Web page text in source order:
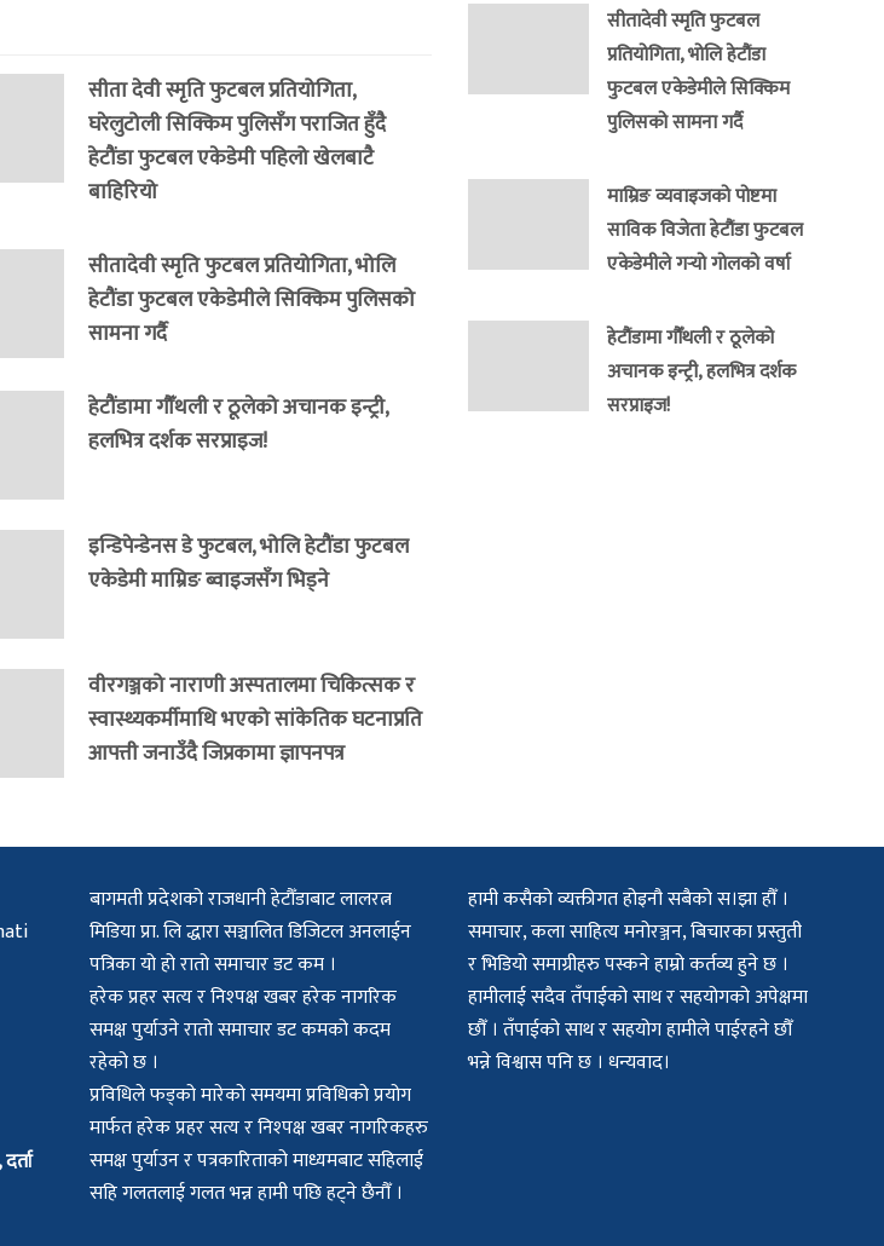
सीता देवी स्मृति फुटबल प्रतियोगिता,
घरेलुटोली सिक्किम पुलिसँग पराजित हुँदै
हेटौंडा फुटबल एकेडेमी पहिलो खेलबाटै
बाहिरियो
सीतादेवी स्मृति फुटबल प्रतियोगिता, भोलि
हेटौंडा फुटबल एकेडेमीले सिक्किम पुलिसको
सामना गर्दै
हेटौंडामा गौँथली र ठूलेको अचानक इन्ट्री,
हलभित्र दर्शक सरप्राइज!
इन्डिपेन्डेनस डे फुटबल, भोलि हेटौंडा फुटबल
एकेडेमी माम्रिङ ब्वाइजसँग भिड्ने
वीरगञ्जको नाराणी अस्पतालमा चिकित्सक र
स्वास्थ्यकर्मीमाथि भएको सांकेतिक घटनाप्रति
आपत्ती जनाउँदै जिप्रकामा ज्ञापनपत्र
सीतादेवी स्मृति फुटबल
प्रतियोगिता, भोलि हेटौंडा
फुटबल एकेडेमीले सिक्किम
पुलिसको सामना गर्दै
माम्रिङ व्यवाइजको पोष्टमा
साविक विजेता हेटौंडा फुटबल
एकेडेमीले गर्‍यो गोलको वर्षा
हेटौंडामा गौँथली र ठूलेको
अचानक इन्ट्री, हलभित्र दर्शक
सरप्राइज!
बागमती प्रदेशको राजधानी हेटौँडाबाट लालरत्न
मिडिया प्रा. लि द्धारा सञ्चालित डिजिटल अनलाईन
पत्रिका यो हो रातो समाचार डट कम ।
हरेक प्रहर सत्य र निश्पक्ष खबर हरेक नागरिक
समक्ष पुर्याउने रातो समाचार डट कमको कदम
रहेको छ ।
प्रविधिले फड्को मारेको समयमा प्रविधिको प्रयोग
मार्फत हरेक प्रहर सत्य र निश्पक्ष खबर नागरिकहरु
समक्ष पुर्याउन र पत्रकारिताको माध्यमबाट सहिलाई
सहि गलतलाई गलत भन्न हामी पछि हट्ने छैनौँ ।
हामी कसैको व्यक्तीगत होइनौ सबैको स।झा हौँ ।
समाचार, कला साहित्य मनोरञ्जन, बिचारका प्रस्तुती
र भिडियो समाग्रीहरु पस्कने हाम्रो कर्तव्य हुने छ ।
हामीलाई सदैव तँपाईको साथ र सहयोगको अपेक्षमा
छौँ । तँपाईको साथ र सहयोग हामीले पाईरहने छौँ
भन्ने विश्वास पनि छ । धन्यवाद।